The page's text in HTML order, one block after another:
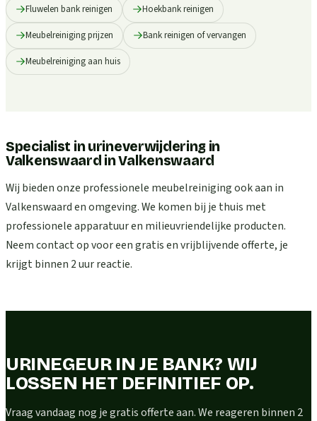
Fluwelen bank reinigen Hoekbank reinigen
Meubelreiniging prijzen Bank reinigen of vervangen
Meubelreiniging aan huis
Specialist in urineverwijdering in
Valkenswaard inValkenswaard
Wij bieden onze professionele meubelreiniging ook aan in
Valkenswaard en omgeving. We komen bij je thuis met
professionele apparatuur en milieuvriendelijke producten.
Neem contact op voor een gratis en vrijblijvende offerte, je
krijgt binnen 2 uur reactie.
URINEGEUR IN JE BANK? WIJ
LOSSEN HET DEFINITIEF OP.
Vraag vandaag nog je gratis offerte aan. We reageren binnen 2